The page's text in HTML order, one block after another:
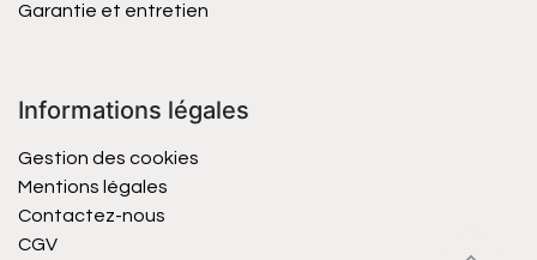
Garantie et entretien
Informations légales
Gestion des cookies
Mentions légales
Contactez-nous
CGV